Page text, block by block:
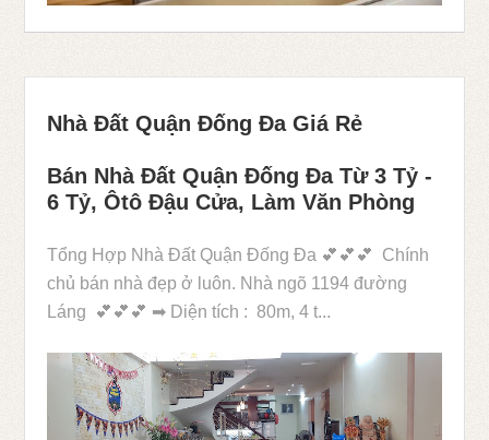
Nhà Đất Quận Đống Đa Giá Rẻ
Bán Nhà Đất Quận Đống Đa Từ 3 Tỷ -
6 Tỷ, Ôtô Đậu Cửa, Làm Văn Phòng
Tổng Hợp Nhà Đất Quận Đống Đa 💕💕💕 Chính
chủ bán nhà đẹp ở luôn. Nhà ngõ 1194 đường
Láng 💕💕💕 ➡ Diện tích : 80m, 4 t...